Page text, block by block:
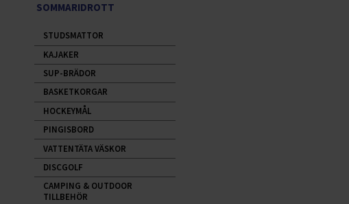
SOMMARIDROTT
STUDSMATTOR
KAJAKER
SUP-BRÄDOR
BASKETKORGAR
HOCKEYMÅL
PINGISBORD
VATTENTÄTA VÄSKOR
DISCGOLF
CAMPING & OUTDOOR
TILLBEHÖR